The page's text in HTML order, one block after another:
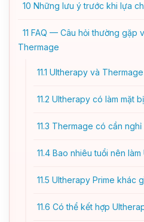
10 Những lưu ý trước khi lựa
11 FAQ — Câu hỏi thường gặp
Thermage
11.1 Ultherapy và
11.2 Ultherapy có làm mặt
11.3 Thermage có cần
11.4 Bao nhiêu tuổi nên làm
11.5 Ultherapy Prime khác
11.6 Có thể kết hợp